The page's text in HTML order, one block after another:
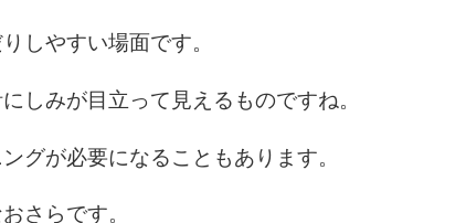
しやすい場面です。
しみが目立って見えるものですね。
グが必要になることもあります。
さらです。